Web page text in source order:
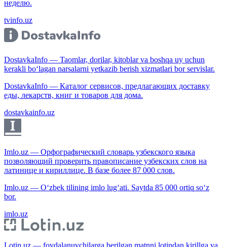
неделю.
tvinfo.uz
DostavkaInfo — Taomlar, dorilar, kitoblar va boshqa uy uchun
kerakli bo‘lagan narsalarni yetkazib berish xizmatlari bor servislar.
DostavkaInfo — Каталог сервисов, предлагающих доставку
еды, лекарств, книг и товаров для дома.
dostavkainfo.uz
Imlo.uz — Орфографический словарь узбекского языка
позволяющий проверить правописание узбекских слов на
латинице и кириллице. В базе более 87 000 слов.
Imlo.uz — O‘zbek tilining imlo lug‘ati. Saytda 85 000 ortiq so‘z
bor.
imlo.uz